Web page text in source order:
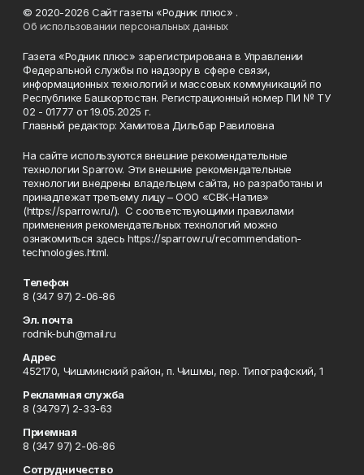
© 2020-2026 Сайт газеты «Родник плюс» .
Об использовании персональных данных
Газета «Родник плюс» зарегистрирована в Управлении
Федеральной службы по надзору в сфере связи,
информационных технологий и массовых коммуникаций по
Республике Башкортостан. Регистрационный номер ПИ № ТУ
02 - 01777 от 19.05.2025 г.
Главный редактор: Хамитова Дильбар Равиловна
На сайте используются внешние рекомендательные
технологии Sparrow. Эти внешние рекомендательные
технологии внедрены владельцем сайта, но разработаны и
принадлежат третьему лицу – ООО «СВК-Натив»
(https://sparrow.ru/). С соответствующими правилами
применения рекомендательных технологий можно
ознакомиться здесь https://sparrow.ru/recommendation-
technologies.html.
Телефон
8 (347 97) 2-06-86
Эл. почта
rodnik-buh@mail.ru
Адрес
452170, Чишминский район, п. Чишмы, пер. Типографский, 1
Рекламная служба
8 (34797) 2-33-63
Приемная
8 (347 97) 2-06-86
Сотрудничество